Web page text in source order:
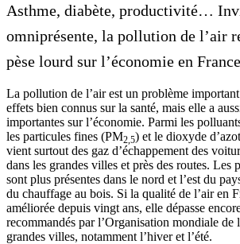
Asthme, diabète, productivité…
omniprésente, la pollution de l’air
pèse lourd sur l’économie en
La pollution de l’air est un problème
effets bien connus sur la santé, mais elle a
importantes sur l’économie. Parmi les
les particules fines (PM2,5) et le dioxyde
vient surtout des gaz d’échappement des
dans les grandes villes et près des routes. Les
sont plus présentes dans le nord et l’est du
du chauffage au bois. Si la qualité de l’air en
améliorée depuis vingt ans, elle dépasse
recommandés par l’Organisation mondiale de
grandes villes, notamment l’hiver et l’été.